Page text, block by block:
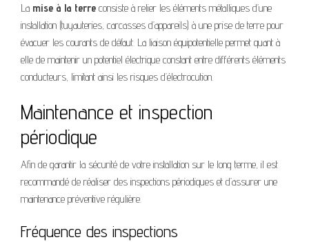
La mise à la terre consiste à relier les éléments métalliques d’une
installation (tuyauteries, carcasses d’appareils) à une prise de terre pour
évacuer les courants de défaut. La liaison équipotentielle permet quant à
elle de maintenir un potentiel électrique constant entre différents éléments
conducteurs, limitant ainsi les risques d’électrocution.
Maintenance et inspection
périodique
Afin de garantir la sécurité de votre installation sur le long terme, il est
recommandé de réaliser des inspections périodiques et d’assurer une
maintenance préventive régulière.
Fréquence des inspections